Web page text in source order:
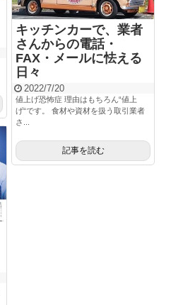
キッチンカーで、業者
さんからの電話・
FAX・メールに怯える
日々
2022/7/20
値上げ恐怖症 理由はもちろん“値上
げ“です。 食材や資材を扱う取引業者
さ...
記事を読む